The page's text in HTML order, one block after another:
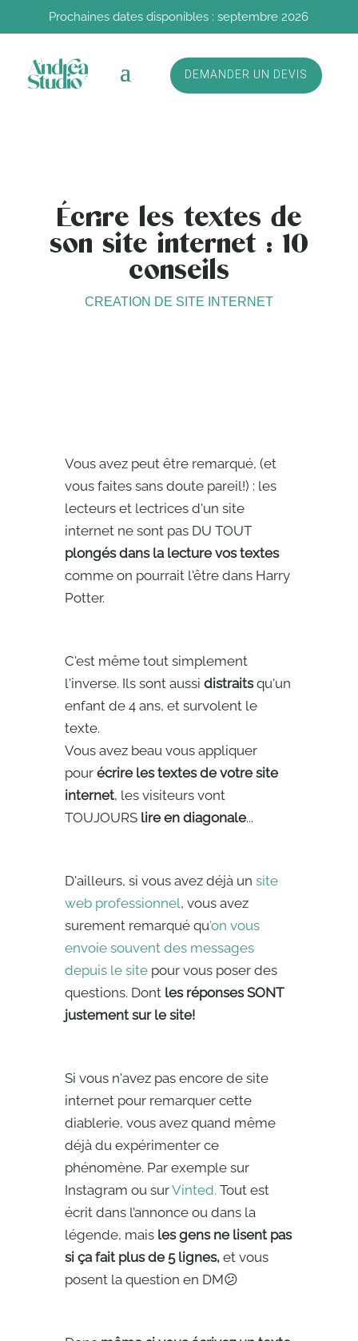
Prochaines dates disponibles : septembre 2026
DEMANDER UN DEVIS
Écrire les textes de
son site internet : 10
conseils
CREATION DE SITE INTERNET
Vous avez peut être remarqué, (et
vous faites sans doute pareil!) : les
lecteurs et lectrices d'un site
internet ne sont pas DU TOUT
plongés dans la lecture vos textes
comme on pourrait l'être dans Harry
Potter.
C'est même tout simplement
l'inverse. Ils sont aussi distraitsqu'un
enfant de 4 ans, et survolent le
texte.
Vous avez beau vous appliquer
pour écrire les textes de votre site
internet, les visiteurs vont
TOUJOURSlire en diagonale...
D'ailleurs, si vous avez déjà un site
web professionnel, vous avez
surement remarqué qu'on vous
envoie souvent des messages
depuis le sitepour vous poser des
questions. Dontles réponses SONT
justement sur le site!
Si vous n'avez pas encore de site
internet pour remarquer cette
diablerie, vous avez quand même
déjà du expérimenter ce
phénomène. Par exemple sur
Instagram ou surVinted. Tout est
écrit dans l’annonce ou dans la
légende, maisles gens ne lisent pas
si ça fait plus de 5 lignes,et vous
posent la question en DM😕